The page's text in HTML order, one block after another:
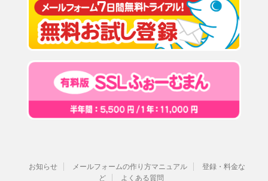
お知らせ メールフォームの作り方マニュアル
登録・料金な
ど
よくある質問